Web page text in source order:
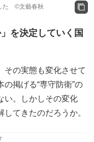
た ©文藝春秋
を決定していく国
の実態も変化させて
掲げる“専守防衛”の
い。しかしその変化
てきたのだろうか。